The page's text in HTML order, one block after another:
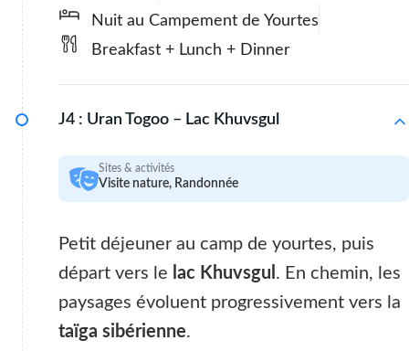
Nuit au Campement de Yourtes
Breakfast + Lunch + Dinner
J4 : Uran Togoo – Lac Khuvsgul
Sites & activités
Visite nature, Randonnée
Petit déjeuner au camp de yourtes, puis
départ vers le lac Khuvsgul . En chemin, les
paysages évoluent progressivement vers la
taïga sibérienne.